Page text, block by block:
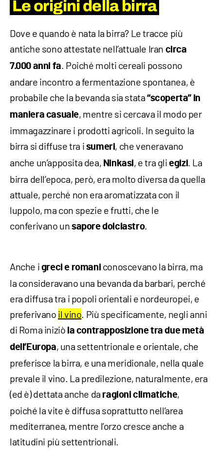
Le origini della birra
Dove e quando è nata la birra? Le tracce più
antiche sono attestate nell’attuale Iran circa
7.000 anni fa . Poiché molti cereali possono
andare incontro a fermentazione spontanea, è
probabile che la bevanda sia stata“scoperta” in
maniera casuale, mentre si cercava il modo per
immagazzinare i prodotti agricoli. In seguito la
birra si diffuse tra i sumeri, che veneravano
anche un’apposita dea, Ninkasi, e tra gliegizi . La
birra dell’epoca, però, era molto diversa da quella
attuale, perché non era aromatizzata con il
luppolo, ma con spezie e frutti, che le
conferivano un sapore dolciastro.
Anche i greci e romani conoscevano la birra, ma
la consideravano una bevanda da barbari, perché
era diffusa tra i popoli orientali e nordeuropei, e
preferivano il vino . Più specificamente, negli anni
di Roma iniziò la contrapposizione tra due metà
dell’Europa, una settentrionale e orientale, che
preferisce la birra, e una meridionale, nella quale
prevale il vino. La predilezione, naturalmente, era
(ed è) dettata anche da ragioni climatiche,
poiché la vite è diffusa soprattutto nell’area
mediterranea, mentre l’orzo cresce anche a
latitudini più settentrionali.